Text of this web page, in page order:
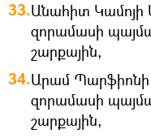
Անահիտ
զորամասի
շարքային,
Արամ
զորամասի
շարքային,